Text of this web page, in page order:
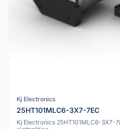
Kj Electronics
25HT101MLC6-3X7-7EC
Kj Electronics 25HT101MLC6-3X7-